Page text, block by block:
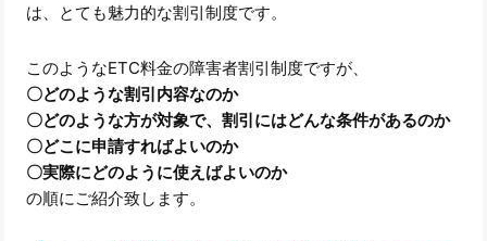
は、とても魅力的な割引制度です。
このようなETC料金の障害者割引制度ですが、
〇どのような割引内容なのか
〇どのような方が対象で、割引にはどんな条件があるのか
〇どこに申請すればよいのか
〇実際にどのように使えばよいのか
の順にご紹介致します。